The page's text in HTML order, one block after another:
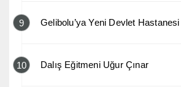
9 Gelibolu’ya Yeni Devlet
10 Dalış Eğitmeni Uğur Çınar